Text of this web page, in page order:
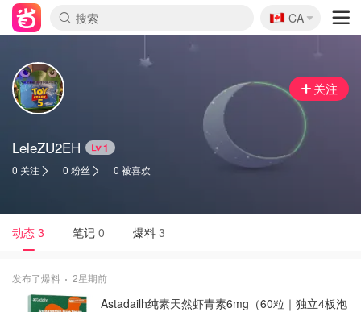
🇨🇦
CA
关注
LeleZU2EH 1
0 关注 0 粉丝 0 被喜欢
动态 3 笔记 0 爆料 3
发布了爆料 2星期前
Astadailh纯素天然虾青素6mg（60粒｜独立4板泡